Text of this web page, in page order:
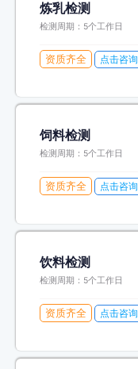
炼乳检测
检测周期：5个工作日
资质齐全 点击咨询
饲料检测
检测周期：5个工作日
资质齐全 点击咨询
饮料检测
检测周期：5个工作日
资质齐全 点击咨询